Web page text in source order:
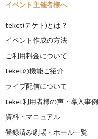
イベント主催者様へ
teket(テケト)とは？
イベント作成の方法
ご利用料金について
teketの機能ご紹介
ライブ配信について
teket利用者様の声・導入事例
資料・マニュアル
登録済み劇場・ホール一覧